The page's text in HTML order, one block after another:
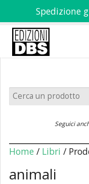
Spedizione
Home
Chi siamo
Seguici
Home/ Libri /
animali